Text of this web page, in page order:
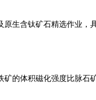
生含钛矿石精选作业，
的体积磁化强度比脉